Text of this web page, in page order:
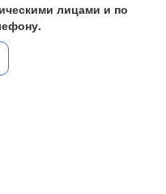
лицами и по